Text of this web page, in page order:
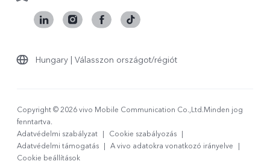
Hungary | Válasszon országot/régiót
Copyright © 2026 vivo Mobile Communication Co.,Ltd.Minden jog
fenntartva.
Adatvédelmi szabályzat | Cookie szabályozás |
Adatvédelmi támogatás | A vivo adatokra vonatkozó irányelve
|
Cookie beállítások